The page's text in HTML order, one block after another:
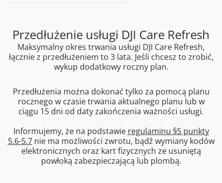
Przedłużenie usługi DJI Care Refresh
Maksymalny okres trwania usługi DJI Care Refresh,
łącznie z przedłużeniem to 3 lata. Jeśli chcesz to zrobić,
wykup dodatkowy roczny plan.
Przedłużenia można dokonać tylko za pomocą planu
rocznego w czasie trwania aktualnego planu lub w
ciągu 15 dni od daty zakończenia ważności usługi.
Informujemy, że na podstawie regulaminu §5 punkty
5.6-5.7nie ma możliwości zwrotu, bądź wymiany kodów
elektronicznych oraz kart fizycznych ze usuniętą
powłoką zabezpieczającą lub plombą.